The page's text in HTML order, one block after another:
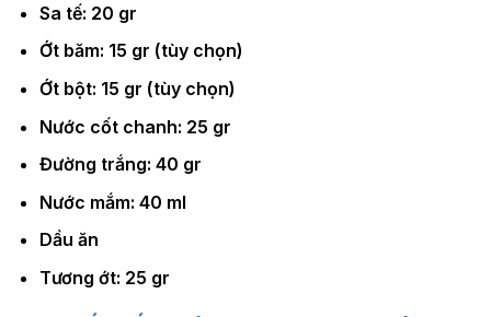
Sa tế: 20 gr
Ớt băm: 15 gr (tùy chọn)
Ớt bột: 15 gr (tùy chọn)
Nước cốt chanh: 25 gr
Đường trắng: 40 gr
Nước mắm: 40 ml
Dầu ăn
Tương ớt: 25 gr